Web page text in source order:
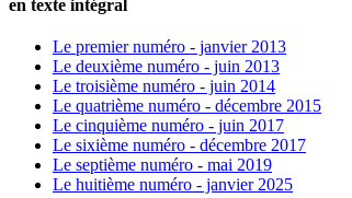
en texte intégral
Le premier numéro - janvier 2013
Le deuxième numéro - juin 2013
Le troisième numéro - juin 2014
Le quatrième numéro - décembre 2015
Le cinquième numéro - juin 2017
Le sixième numéro - décembre 2017
Le septième numéro - mai 2019
Le huitième numéro - janvier 2025